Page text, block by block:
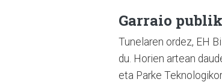
Garraio
Tunelaren ordez, EH
du. Horien artean
eta Parke